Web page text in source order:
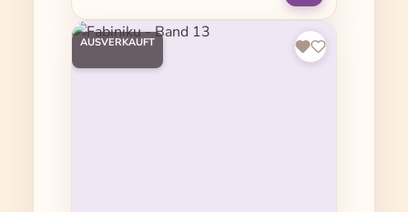
AUSVERKAUFT